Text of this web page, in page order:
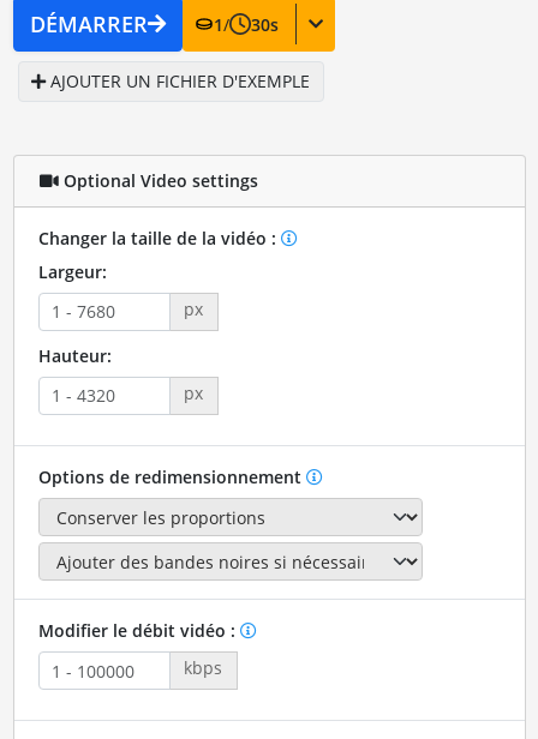
DÉMARRER 1/ 30s
AJOUTER UN FICHIER D'EXEMPLE
Optional Video settings
Changer la taille de la vidéo :
Largeur:
px
Hauteur:
px
Options de redimensionnement
Modifier le débit vidéo :
kbps